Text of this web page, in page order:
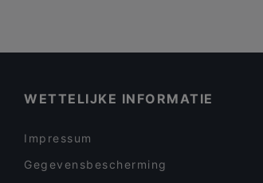
WETTELIJKE INFORMATIE
Impressum
Gegevensbescherming